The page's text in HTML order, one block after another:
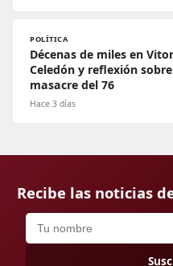
POLÍTICA
Décenas de miles en
Celedón y reflexión
masacre del 76
Hace 3 días
Recibe las noticias